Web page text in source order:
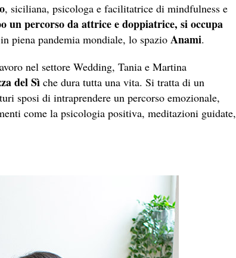
, siciliana, psicologa e facilitatrice di mindfulness e
un percorso da attrice e doppiatrice, si occupa
piena pandemia mondiale, lo spazio Anami.
nel settore Wedding, Tania e Martina
del Sì che dura tutta una vita. Si tratta di un
sposi di intraprendere un percorso emozionale,
come la psicologia positiva, meditazioni guidate,